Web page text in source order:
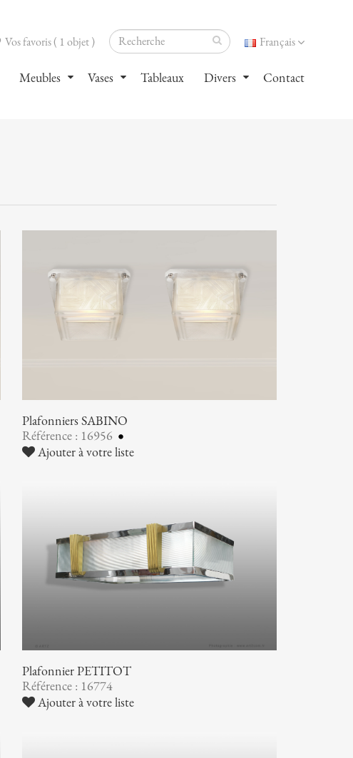
Français
Vos favoris ( 1 objet )
Meubles Vases Tableaux Divers Contact
Plafonniers SABINO
Référence : 16956
Ajouter à votre liste
Plafonnier PETITOT
Référence : 16774
Ajouter à votre liste